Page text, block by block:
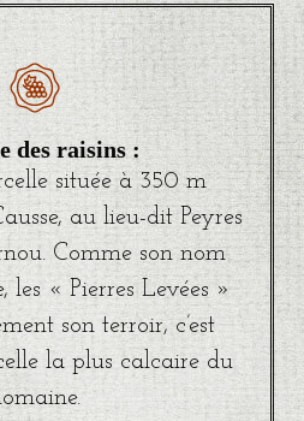
des raisins :
située à 350 m
au lieu-dit Peyres
Comme son nom
les « Pierres Levées »
son terroir, c’est
la plus calcaire du